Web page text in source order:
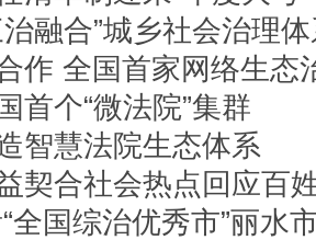
融合”城乡社会治理
作 全国首家网络生态
首个“微法院”集群
智慧法院生态体系
契合社会热点回应百
全国综治优秀市”丽水